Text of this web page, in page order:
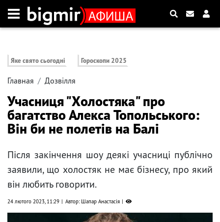
Яке свято сьогодні Гороскопи 2025
Главная Дозвілля
Учасниця "Холостяка" про
багатство Алекса Топольського:
Він би не полетів на Балі
Після закінчення шоу деякі учасниці публічно
заявили, що холостяк не має бізнесу, про який
він любить говорити.
24 лютого 2023, 11:29 Автор: Шапар Анастасія